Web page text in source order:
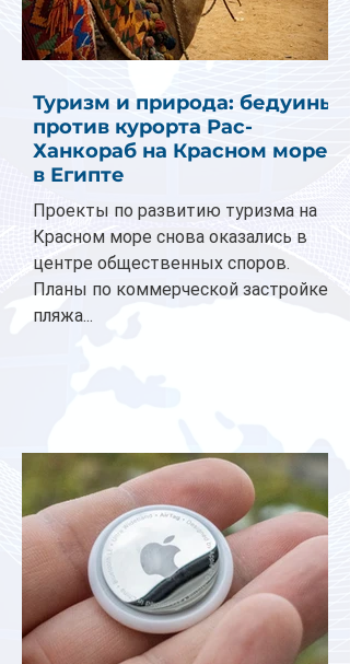
Туризм и природа: бедуины
против курорта Рас-
Ханкораб на Красном море
в Египте
Проекты по развитию туризма на
Красном море снова оказались в
центре общественных споров.
Планы по коммерческой застройке
пляжа...